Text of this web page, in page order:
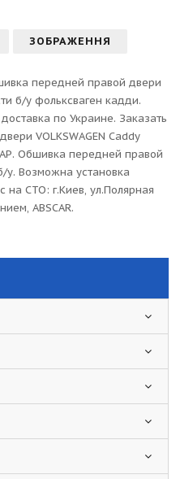
ЗОБРАЖЕННЯ
передней правой двери
б/у фольксваген кадди.
по Украине. Заказать
VOLKSWAGEN Caddy
Обшивка передней правой
у. Возможна установка
на СТО: г.Киев, ул.Полярная
ABSCAR.